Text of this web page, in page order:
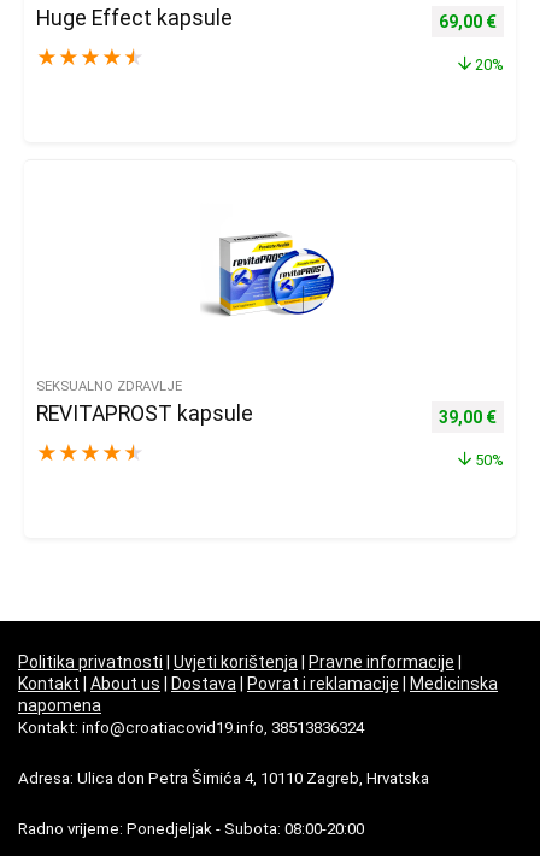
Huge Effect kapsule
★ ★ ★ ★ ★
Izvorna
69,00 €
20%
SEKSUALNO ZDRAVLJE
REVITAPROST kapsule
★ ★ ★ ★ ★
Izvorna
39,00 €
50%
Politika privatnosti | Uvjeti korištenja | Pravne informacije |
Kontakt | About us | Dostava | Povrat i reklamacije | Medicinska
napomena
Kontakt: info@croatiacovid19.info, 38513836324
Adresa: Ulica don Petra Šimića 4, 10110 Zagreb, Hrvatska
Radno vrijeme: Ponedjeljak - Subota: 08:00-20:00